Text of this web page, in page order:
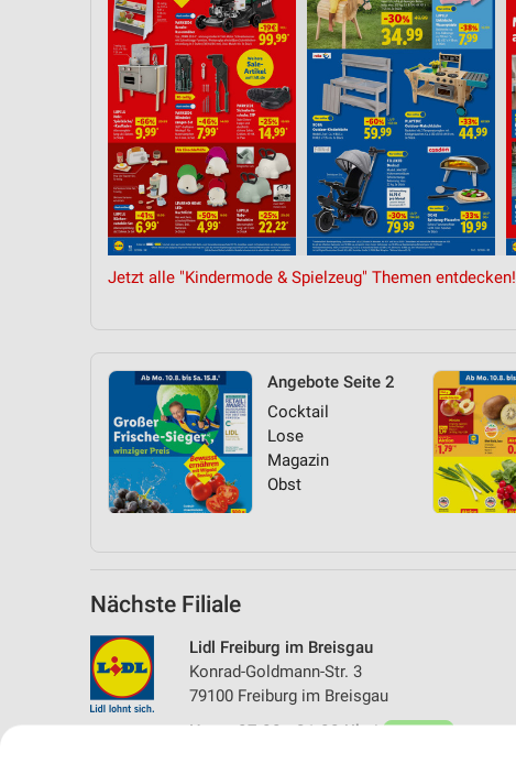
Jetzt alle "Kindermode & Spielzeug" Themen entdecken!
Angebote Seite 2
Cocktail
Lose
Magazin
Obst
Nächste Filiale
Lidl Freiburg im Breisgau
Konrad-Goldmann-Str. 3
79100 Freiburg im Breisgau
Heute 07:00 - 21:00 Uhr | Geöffnet